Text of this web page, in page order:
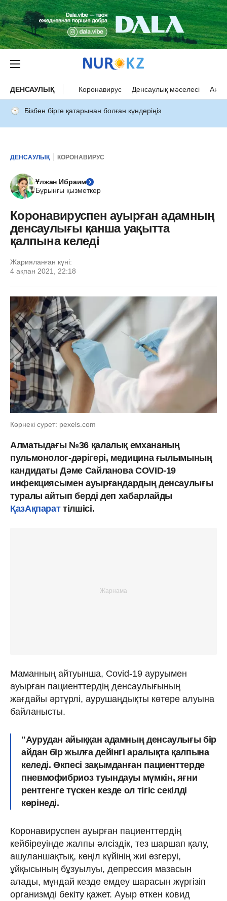
ДЕНСАУЛЫҚ Коронавирус Денсаулық мәселесі Ана
Бізбен бірге қатарынан болған күндеріңіз
ДЕНСАУЛЫҚ КОРОНАВИРУС
Ұлжан Ибраим
Бұрынғы қызметкер
Коронавируспен ауырған адамның
денсаулығы қанша уақытта
қалпына келеді
Жарияланған күні:
4 ақпан 2021, 22:18
Көрнекі сурет: pexels.com
Алматыдағы №36 қалалық емхананың
пульмонолог-дәрігері, медицина ғылымының
кандидаты Дәме Сайланова СOVID-19
инфекциясымен ауырғандардың денсаулығы
туралы айтып берді деп хабарлайды
ҚазАқпараттілшісі.
Маманның айтуынша, Covid-19 ауруымен
ауырған пациенттердің денсаулығының
жағдайы әртүрлі, аурушаңдықты көтере алуына
байланысты.
"Аурудан айыққан адамның денсаулығы бір
айдан бір жылға дейінгі аралықта қалпына
келеді. Өкпесі зақымданған пациенттерде
пневмофибриоз туындауы мүмкін, яғни
рентгенге түскен кезде ол тігіс секілді
көрінеді.
Коронавируспен ауырған пациенттердің
кейбіреуінде жалпы әлсіздік, тез шаршап қалу,
ашуланшақтық, көңіл күйінің жиі өзгеруі,
ұйқысының бұзуылуы, депрессия мазасын
алады, мұндай кезде емдеу шарасын жүргізіп
организмді бекіту қажет. Ауыр өткен ковид